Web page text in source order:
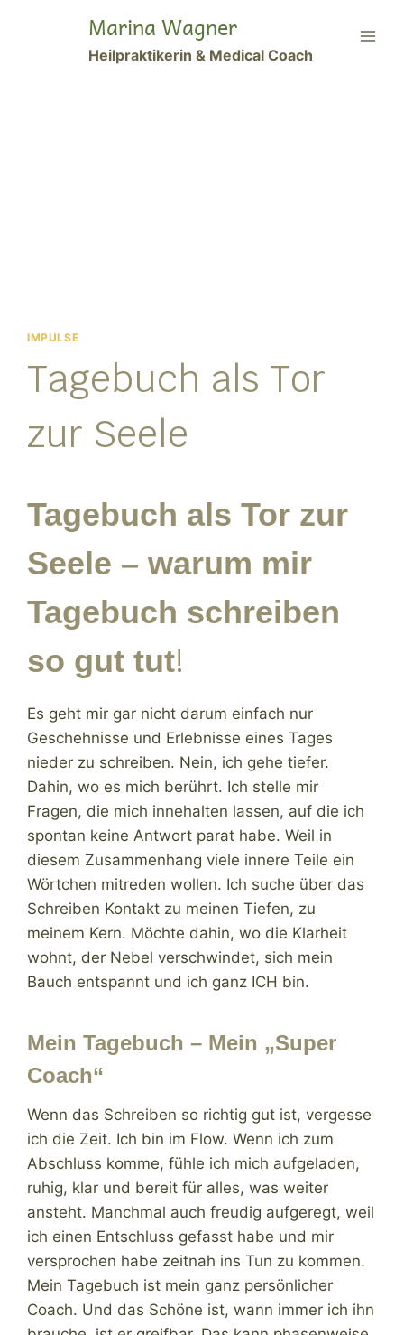
Marina Wagner
Heilpraktikerin & Medical Coach
IMPULSE
Tagebuch als Tor
zur Seele
Tagebuch als Tor zur
Seele – warum mir
Tagebuch schreiben
so gut tut!
Es geht mir gar nicht darum einfach nur
Geschehnisse und Erlebnisse eines Tages
nieder zu schreiben. Nein, ich gehe tiefer.
Dahin, wo es mich berührt. Ich stelle mir
Fragen, die mich innehalten lassen, auf die ich
spontan keine Antwort parat habe. Weil in
diesem Zusammenhang viele innere Teile ein
Wörtchen mitreden wollen. Ich suche über das
Schreiben Kontakt zu meinen Tiefen, zu
meinem Kern. Möchte dahin, wo die Klarheit
wohnt, der Nebel verschwindet, sich mein
Bauch entspannt und ich ganz ICH bin.
Mein Tagebuch – Mein „Super
Coach“
Wenn das Schreiben so richtig gut ist, vergesse
ich die Zeit. Ich bin im Flow. Wenn ich zum
Abschluss komme, fühle ich mich aufgeladen,
ruhig, klar und bereit für alles, was weiter
ansteht. Manchmal auch freudig aufgeregt, weil
ich einen Entschluss gefasst habe und mir
versprochen habe zeitnah ins Tun zu kommen.
Mein Tagebuch ist mein ganz persönlicher
Coach. Und das Schöne ist, wann immer ich ihn